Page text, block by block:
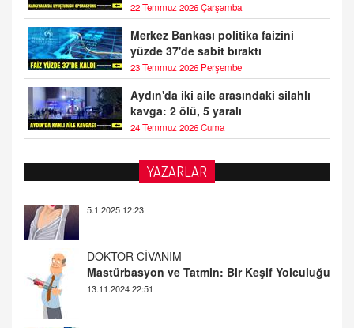
22 Temmuz 2026 Çarşamba
Merkez Bankası politika faizini
yüzde 37'de sabit bıraktı
23 Temmuz 2026 Perşembe
Aydın'da iki aile arasındaki silahlı
kavga: 2 ölü, 5 yaralı
24 Temmuz 2026 Cuma
YAZARLAR
DOKTOR CİVANIM
ALİ EFENDİ